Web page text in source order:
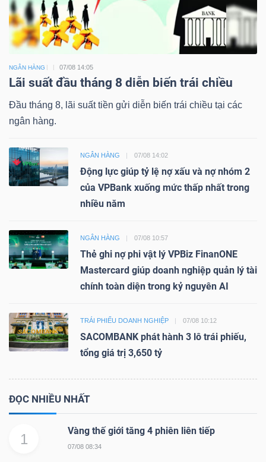
NGÂN HÀNG 07/08 14:05
Lãi suất đầu tháng 8 diễn biến trái chiều
Đầu tháng 8, lãi suất tiền gửi diễn biến trái chiều tại các
ngân hàng.
NGÂN HÀNG 07/08 14:02
Động lực giúp tỷ lệ nợ xấu và nợ nhóm 2
của VPBank xuống mức thấp nhất trong
nhiều năm
NGÂN HÀNG 07/08 10:57
Thẻ ghi nợ phi vật lý VPBiz FinanONE
Mastercard giúp doanh nghiệp quản lý tài
chính toàn diện trong kỷ nguyên AI
TRÁI PHIẾU DOANH NGHIỆP 07/08 10:12
SACOMBANK phát hành 3 lô trái phiếu,
tổng giá trị 3,650 tỷ
ĐỌC NHIỀU NHẤT
1
Vàng thế giới tăng 4 phiên liên tiếp
07/08 08:34